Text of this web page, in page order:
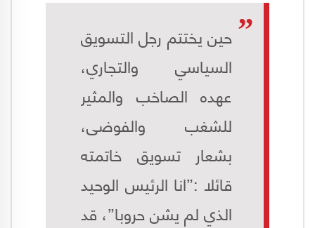
حين يختتم رجل التسويق
السياسي والتجاري،
عهده الصاخب والمثير
للشغب والفوضى،
بشعار تسويق خاتمته
قائلا :”انا الرئيس الوحيد
الذي لم يشن حروبا”، قد